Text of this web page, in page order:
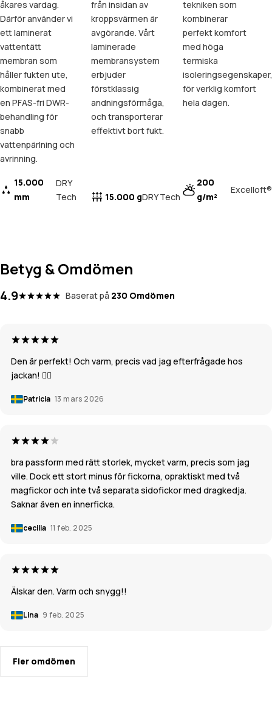
åkares vardag.
Därför använder vi
ett laminerat
vattentätt
membran som
håller fukten ute,
kombinerat med
en PFAS-fri DWR-
behandling för
snabb
vattenpärlning och
avrinning.
15.000
mm
DRY
Tech
från insidan av
kroppsvärmen är
avgörande. Vårt
laminerade
membransystem
erbjuder
förstklassig
andningsförmåga,
och transporterar
effektivt bort fukt.
15.000 gDRY Tech
tekniken som
kombinerar
perfekt komfort
med höga
termiska
isoleringsegenskaper,
för verklig komfort
hela dagen.
200
g/m²
Excelloft®
Betyg & Omdömen
4.9 Baserat på 230 Omdömen
Den är perfekt! Och varm, precis vad jag efterfrågade hos
jackan! 👌🏼
Patricia 13 mars 2026
bra passform med rätt storlek, mycket varm, precis som jag
ville. Dock ett stort minus för fickorna, opraktiskt med två
magfickor och inte två separata sidofickor med dragkedja.
Saknar även en innerficka.
cecilia 11 feb. 2025
Älskar den. Varm och snygg!!
Lina 9 feb. 2025
Fler omdömen